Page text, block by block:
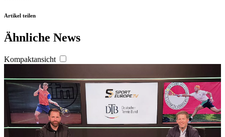
Partner führen diese Informationen möglicherweise mit
haben oder die sie im Rahmen Ihrer Nutzung der Dienste
jederzeit über den Link im Footer aufgerufen und
Artikel teilen
Ähnliche News
Kompaktansicht